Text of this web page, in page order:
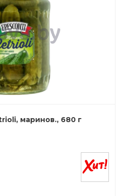
маринов., 680 г